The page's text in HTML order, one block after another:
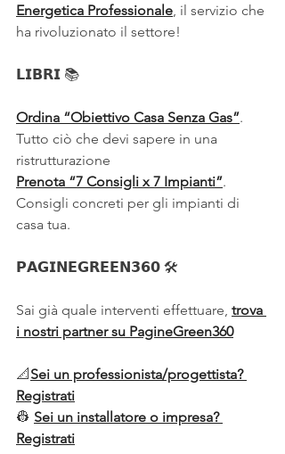
Energetica Professionale , il servizio che
ha rivoluzionato il settore!
𝗟𝗜𝗕𝗥𝗜 📚
Ordina “Obiettivo Casa Senza Gas”.
Tutto ciò che devi sapere in una
ristrutturazione
Prenota “7 Consigli x 7 Impianti”.
Consigli concreti per gli impianti di
casa tua.
𝗣𝗔𝗚𝗜𝗡𝗘𝗚𝗥𝗘𝗘𝗡𝟯𝟲𝟬 🛠️
Sai già quale interventi effettuare, trova
i nostri partner su PagineGreen360
📐 Sei un professionista/progettista?
Registrati
👷 Sei un installatore o impresa?
Registrati